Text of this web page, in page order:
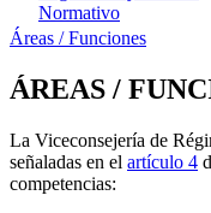
Normativo
Áreas / Funciones
ÁREAS /
La Viceconsejería de
señaladas en el artículo 4
competencias: